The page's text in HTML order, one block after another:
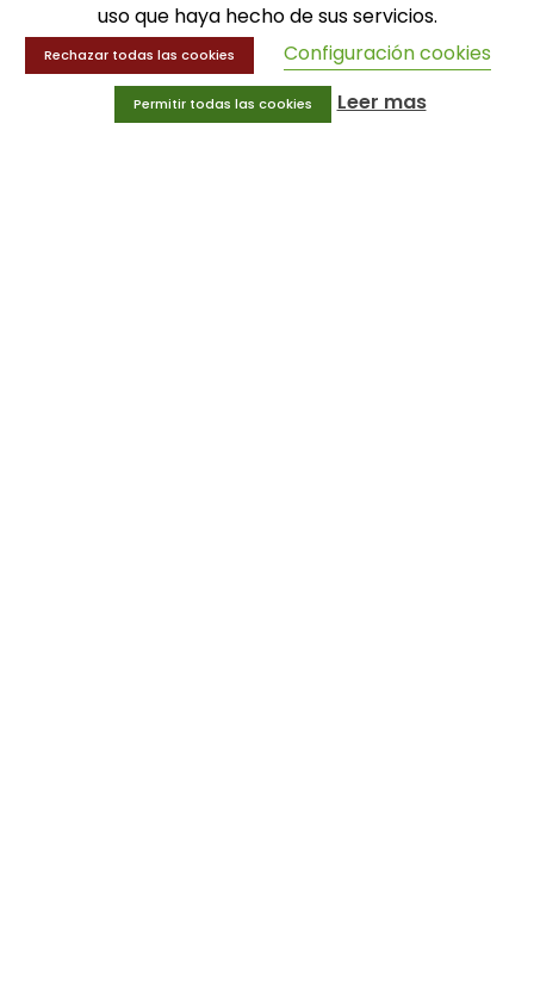
Deportes
Educación física
Entrenamiento y educación física
uso que haya hecho de sus servicios.
Rechazar todas las cookies Configuración cookies
Permitir todas las cookies Leer mas